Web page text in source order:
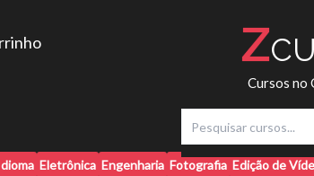
Z
Cursos no
Eletrônica Engenharia Fotografia Edição de